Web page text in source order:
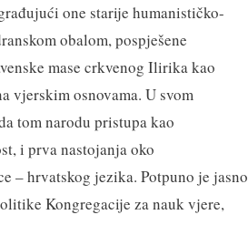
one starije humanističko-
obalom, pospješene
mase crkvenog Ilirika kao
vjerskim osnovama. U svom
tom narodu pristupa kao
i prva nastojanja oko
– hrvatskog jezika. Potpuno je jasno
Kongregacije za nauk vjere,